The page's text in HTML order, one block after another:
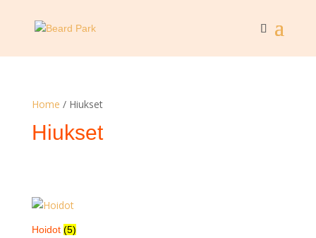
Home / Hiukset
Hiukset
Hoidot (5)